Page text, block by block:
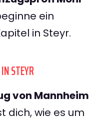
ein
in Steyr.
STEYR
von Mannheim
dich, wie es um